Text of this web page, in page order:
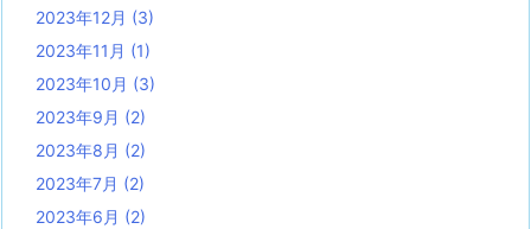
2023年12月 (3)
2023年11月 (1)
2023年10月 (3)
2023年9月 (2)
2023年8月 (2)
2023年7月 (2)
2023年6月 (2)